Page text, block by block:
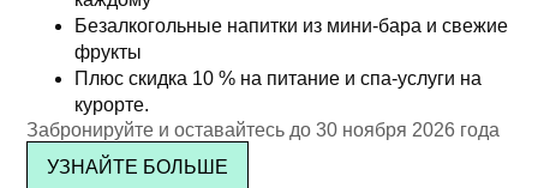
Безалкогольные напитки из мини-бара и свежие
фрукты
Плюс скидка 10 % на питание и спа-услуги на
курорте.
Забронируйте и оставайтесь до 30 ноября 2026 года
УЗНАЙТЕ БОЛЬШЕ